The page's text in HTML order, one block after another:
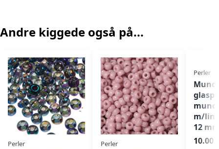
Andre kiggede også på...
Perler Perler
Perler
m/
12
10.00